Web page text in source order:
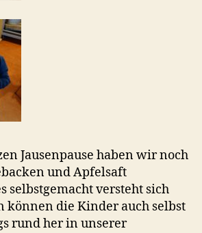
Jausenpause haben wir noch
und Apfelsaft
selbstgemacht versteht sich
können die Kinder auch selbst
rund her in unserer